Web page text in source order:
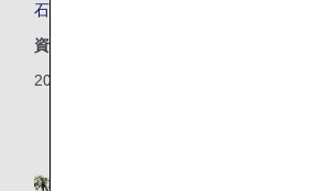
石垣の海を再びきれいに！ANAグループ
資源
2026/04/03